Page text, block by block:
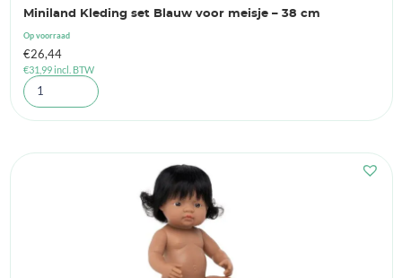
Miniland Kleding set Blauw voor meisje – 38 cm
Op voorraad
€26,44
€31,99incl. BTW